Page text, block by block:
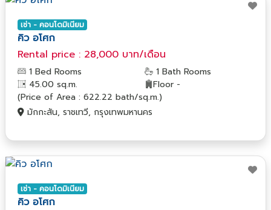
เช่า - คอนโดมิเนียม
คิว อโศก
Rental price : 28,000 บาท/เดือน
1 Bed Rooms
1 Bath Rooms
45.00 sq.m.
Floor -
(Price of Area : 622.22 bath/sq.m.)
มักกะสัน, ราชเทวี, กรุงเทพมหานคร
เช่า - คอนโดมิเนียม
คิว อโศก